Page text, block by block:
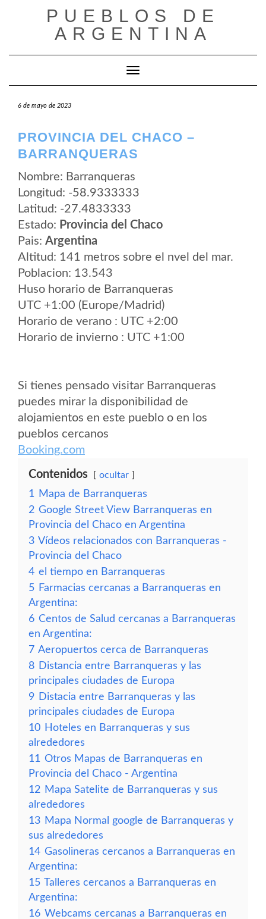
PUEBLOS DE
ARGENTINA
Cambiar modo de navegación
6 de mayo de 2023
PROVINCIA DEL CHACO –
BARRANQUERAS
Nombre: Barranqueras
Longitud: -58.9333333
Latitud: -27.4833333
Estado: Provincia del Chaco
Pais: Argentina
Altitud: 141 metros sobre el nvel del mar.
Poblacion: 13.543
Huso horario de Barranqueras
UTC +1:00 (Europe/Madrid)
Horario de verano : UTC +2:00
Horario de invierno : UTC +1:00
Si tienes pensado visitar Barranqueras
puedes mirar la disponibilidad de
alojamientos en este pueblo o en los
pueblos cercanos
Booking.com
Contenidos ocultar
1
Mapa de Barranqueras
2 Google Street View Barranqueras en
Provincia del Chaco en Argentina
3 Vídeos relacionados con Barranqueras -
Provincia del Chaco
4 el tiempo en Barranqueras
5 Farmacias cercanas a Barranqueras en
Argentina:
6 Centos de Salud cercanas a Barranqueras
en Argentina:
7 Aeropuertos cerca de Barranqueras
8 Distancia entre Barranqueras y las
principales ciudades de Europa
9 Distacia entre Barranqueras y las
principales ciudades de Europa
10 Hoteles en Barranqueras y sus
alrededores
11 Otros Mapas de Barranqueras en
Provincia del Chaco - Argentina
12 Mapa Satelite de Barranqueras y sus
alrededores
13 Mapa Normal google de Barranqueras y
sus alrededores
14 Gasolineras cercanos a Barranqueras en
Argentina:
15 Talleres cercanos a Barranqueras en
Argentina:
16 Webcams cercanas a Barranqueras en